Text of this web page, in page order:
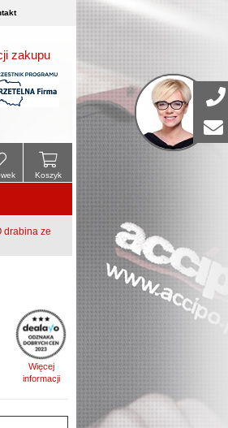
zakupu
Koszyk
drabina ze
Więcej
informacji